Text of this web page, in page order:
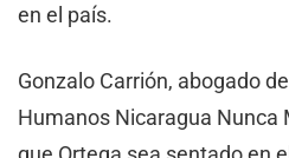
en el país.
Gonzalo Carrión, abogado
Humanos Nicaragua Nunca